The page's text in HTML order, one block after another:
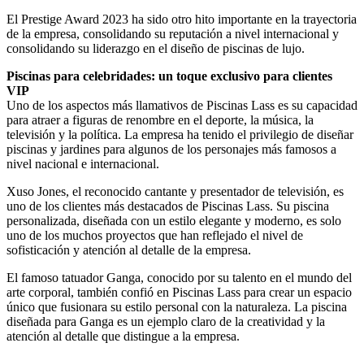
El Prestige Award 2023 ha sido otro hito importante en la trayectoria
de la empresa, consolidando su reputación a nivel internacional y
consolidando su liderazgo en el diseño de piscinas de lujo.
Piscinas para celebridades: un toque exclusivo para clientes
VIP
Uno de los aspectos más llamativos de Piscinas Lass es su capacidad
para atraer a figuras de renombre en el deporte, la música, la
televisión y la política. La empresa ha tenido el privilegio de diseñar
piscinas y jardines para algunos de los personajes más famosos a
nivel nacional e internacional.
Xuso Jones, el reconocido cantante y presentador de televisión, es
uno de los clientes más destacados de Piscinas Lass. Su piscina
personalizada, diseñada con un estilo elegante y moderno, es solo
uno de los muchos proyectos que han reflejado el nivel de
sofisticación y atención al detalle de la empresa.
El famoso tatuador Ganga, conocido por su talento en el mundo del
arte corporal, también confió en Piscinas Lass para crear un espacio
único que fusionara su estilo personal con la naturaleza. La piscina
diseñada para Ganga es un ejemplo claro de la creatividad y la
atención al detalle que distingue a la empresa.